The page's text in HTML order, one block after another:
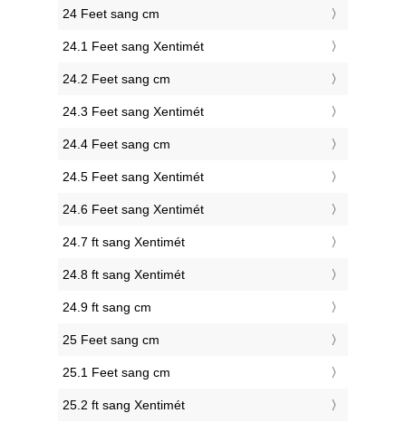
24 Feet sang cm
24.1 Feet sang Xentimét
24.2 Feet sang cm
24.3 Feet sang Xentimét
24.4 Feet sang cm
24.5 Feet sang Xentimét
24.6 Feet sang Xentimét
24.7 ft sang Xentimét
24.8 ft sang Xentimét
24.9 ft sang cm
25 Feet sang cm
25.1 Feet sang cm
25.2 ft sang Xentimét